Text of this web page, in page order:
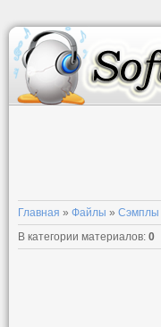
Главная » Файлы » Сэмплы
В категории материалов: 0